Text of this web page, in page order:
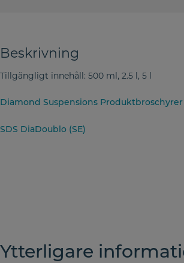
Beskrivning
Tillgängligt innehåll: 500 ml, 2.5 l, 5 l
Diamond Suspensions Produktbroschyrer
SDS DiaDoublo (SE)
Ytterligare